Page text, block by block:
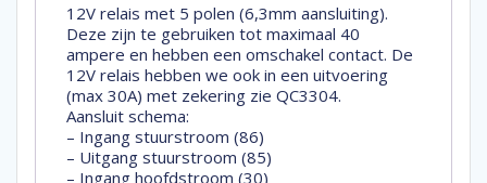
12V relais met 5 polen (6,3mm aansluiting).
Deze zijn te gebruiken tot maximaal 40
ampere en hebben een omschakel contact. De
12V relais hebben we ook in een uitvoering
(max 30A) met zekering zie QC3304.
Aansluit schema:
– Ingang stuurstroom (86)
– Uitgang stuurstroom (85)
– Ingang hoofdstroom (30)